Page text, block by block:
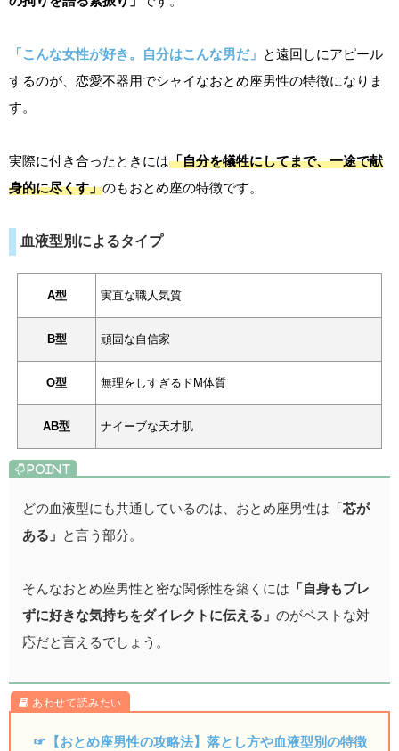
「こんな女性が好き。自分はこんな男だ」 と遠回しにアピール
するのが、恋愛不器用でシャイなおとめ座男性の特徴になりま
す。
実際に付き合ったときには「自分を犠牲にしてまで、一途で献
身的に尽くす」のもおとめ座の特徴です。
血液型別によるタイプ
A型 実直な職人気質
B型 頑固な自信家
O型 無理をしすぎるドM体質
AB型 ナイーブな天才肌
どの血液型にも共通しているのは、おとめ座男性は 「芯が
ある」 と言う部分。
そんなおとめ座男性と密な関係性を築くには 「自身もブレ
ずに好きな気持ちをダイレクトに伝える」 のがベストな対
応だと言えるでしょう。
☞【おとめ座男性の攻略法】落とし方や血液型別の特徴